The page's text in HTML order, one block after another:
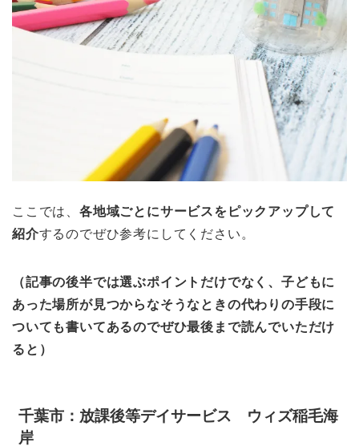
ここでは、 各地域ごとにサービスをピックアップして
紹介するのでぜひ参考にしてください。
（記事の後半では選ぶポイントだけでなく、子どもに
あった場所が見つからなそうなときの代わりの手段に
ついても書いてあるのでぜひ最後まで読んでいただけ
ると）
千葉市：放課後等デイサービス ウィズ稲毛海
岸